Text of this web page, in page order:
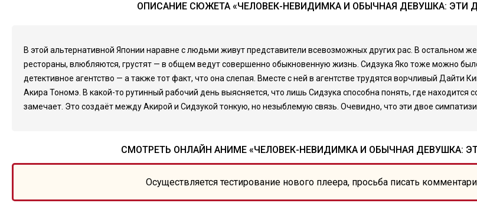
ОПИСАНИЕ СЮЖЕТА «ЧЕЛОВЕК-НЕВИДИМКА И ОБЫЧНАЯ ДЕВУШКА: ЭТИ
В этой альтернативной Японии наравне с людьми живут представители всевозможных других рас. В остальном
рестораны, влюбляются, грустят — в общем ведут совершенно обыкновенную жизнь. Сидзука Яко тоже можно
детективное агентство — а также тот факт, что она слепая. Вместе с ней в агентстве трудятся ворчливый
Акира Тономэ. В какой-то рутинный рабочий день выясняется, что лишь Сидзука способна понять, где находится
замечает. Это создаёт между Акирой и Сидзукой тонкую, но незыблемую связь. Очевидно, что эти двое
СМОТРЕТЬ ОНЛАЙН АНИМЕ «ЧЕЛОВЕК-НЕВИДИМКА И ОБЫЧНАЯ ДЕВУШКА:
Осуществляется тестирование нового плеера, просьба писать